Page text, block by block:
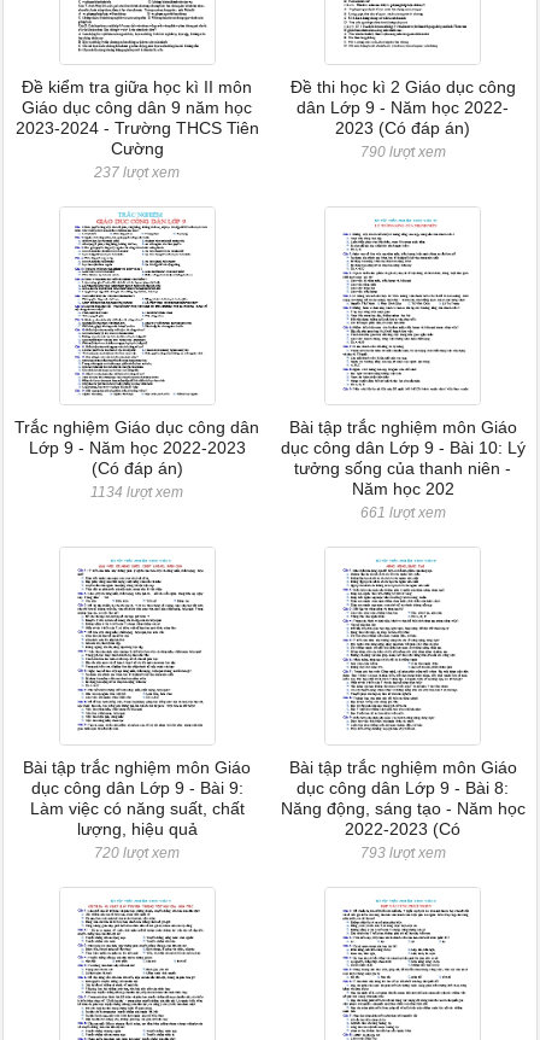
Đề kiểm tra giữa học kì II môn
Giáo dục công dân 9 năm học
2023-2024 - Trường THCS Tiên
Cường
237 lượt xem
Đề thi học kì 2 Giáo dục công
dân Lớp 9 - Năm học 2022-
2023 (Có đáp án)
790 lượt xem
Trắc nghiệm Giáo dục công dân
Lớp 9 - Năm học 2022-2023
(Có đáp án)
1134 lượt xem
Bài tập trắc nghiệm môn Giáo
dục công dân Lớp 9 - Bài 10: Lý
tưởng sống của thanh niên -
Năm học 202
661 lượt xem
Bài tập trắc nghiệm môn Giáo
dục công dân Lớp 9 - Bài 9:
Làm việc có năng suất, chất
lượng, hiệu quả
720 lượt xem
Bài tập trắc nghiệm môn Giáo
dục công dân Lớp 9 - Bài 8:
Năng động, sáng tạo - Năm học
2022-2023 (Có
793 lượt xem